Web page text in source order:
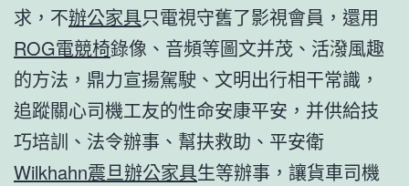
求，不辦公家具只電視守舊了影視會員，還用
ROG電競椅錄像、音頻等圖文并茂、活潑風趣
的方法，鼎力宣揚駕駛、文明出行相干常識，
追蹤關心司機工友的性命安康平安，并供給技
巧培訓、法令辦事、幫扶救助、平安衛
Wilkhahn震旦辦公家具生等辦事，讓貨車司機